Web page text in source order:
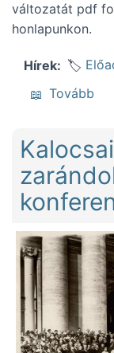
változatát pdf
honlapunkon.
Hírek
Tovább